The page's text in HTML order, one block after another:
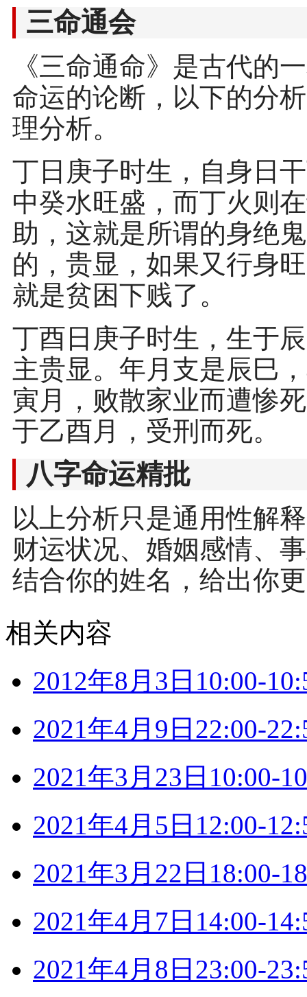
三命通会
《三命通命》是古代的
命运的论断，以下的分
理分析。
丁日庚子时生，自身日
中癸水旺盛，而丁火则
助，这就是所谓的身绝
的，贵显，如果又行身
就是贫困下贱了。
丁酉日庚子时生，生于
主贵显。年月支是辰巳
寅月，败散家业而遭惨
于乙酉月，受刑而死。
八字命运精批
以上分析只是通用性解
财运状况、婚姻感情、
结合你的姓名，给出你
相关内容
2012年8月3日10:00-
2021年4月9日22:00-
2021年3月23日10:00-
2021年4月5日12:00-
2021年3月22日18:00-
2021年4月7日14:00-
2021年4月8日23:00-